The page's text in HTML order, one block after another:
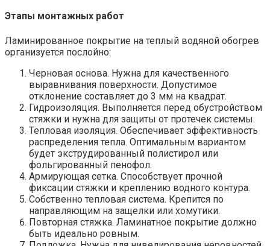
Этапы монтажных работ
Ламинированное покрытие на теплый водяной обогрев
организуется послойно:
Черновая основа. Нужна для качественного
выравнивания поверхности. Допустимое
отклонение составляет до 3 мм на квадрат.
Гидроизоляция. Выполняется перед обустройством
стяжки и нужна для защиты от протечек системы.
Тепловая изоляция. Обеспечивает эффективность
распределения тепла. Оптимальным вариантом
будет экструдированный полистирол или
фольгированный пенофол.
Армирующая сетка. Способствует прочной
фиксации стяжки и креплению водного контура.
Собственно тепловая система. Крепится по
направляющим на защелки или хомутики.
Повторная стяжка. Ламинатное покрытие должно
быть идеально ровным.